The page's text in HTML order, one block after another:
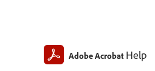
Adobe Acrobat Help
I-adjust ang